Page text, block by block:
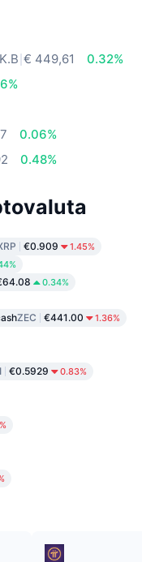
€ 449,61
0.32%
0.06%
0.48%
€0.909 1.45%
0.34%
ZEC €441.00 1.36%
€0.5929 0.83%